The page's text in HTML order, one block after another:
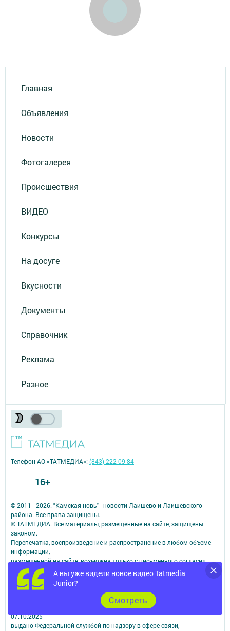
Главная
Объявления
Новости
Фотогалерея
Происшествия
ВИДЕО
Конкурсы
На досуге
Вкусности
Документы
Справочник
Реклама
Разное
А вы уже видели новое видео Tatmedia
Junior?
Cмотреть
© 2011 - 2026. "Камская новь" - новости Лаишево и Лаишевского
района. Все права защищены.
© ТАТМЕДИА. Все материалы, размещенные на сайте, защищены
законом.
Перепечатка, воспроизведение и распространение в любом объеме
информации,
размещенной на сайте, возможна только с письменного согласия
редакций СМИ.
При поддержке Республиканского агентства по печати и массовым
коммуникациям.
Наименование СМИ: Кама ягы (Камская новь)
№ свидетельства о регистрации СМИ, дата: Эл №ФC 77-90200 от
07.10.2025
выдано Федеральной службой по надзору в сфере связи,
Телефон АО «ТАТМЕДИА»:(843) 222 09 84
16+